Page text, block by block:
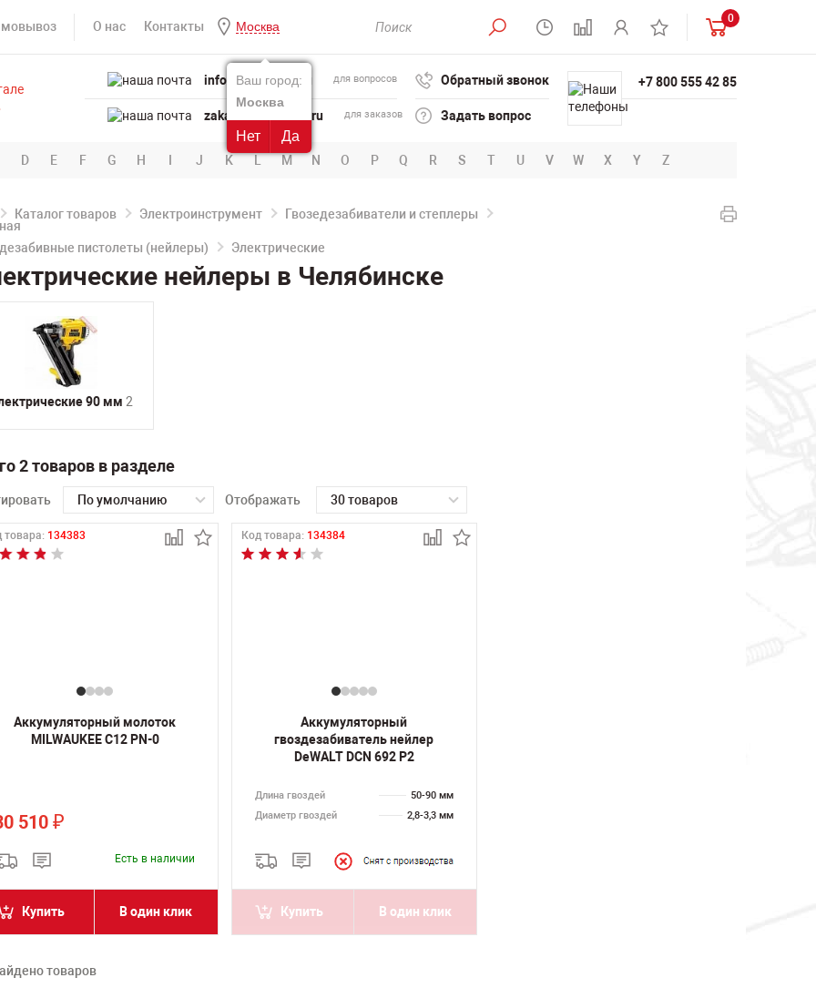
О нас Контакты Москва
Ваш город:
Москва
Нет Да
0
info@powertool.ru для вопросов
zakaz@powertool.ru для заказов
Обратный звонок
Задать вопрос
+7 800 555 42 85
D E F G H I J K L M N O P Q R S T U V W X Y Z
Каталог товаров Электроинструмент Гвозедезабиватели и степлеры
пистолеты (нейлеры) Электрические
нейлеры в Челябинске
90 мм 2
2 товаров в разделе
По умолчанию Отображать 30 товаров
товара: 134383
Аккумуляторный молоток
MILWAUKEE C12 PN-0
510 ₽
Есть в наличии
Купить В один клик
Код товара: 134384
Аккумуляторный
гвоздезабиватель нейлер
DeWALT DCN 692 P2
Длина гвоздей
50-90 мм
Диаметр гвоздей
2,8-3,3 мм
Купить В один клик
товаров